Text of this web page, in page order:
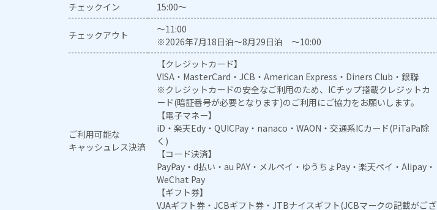
チェックイン 15:00～
チェックアウト
～11:00
※2026年7月18日泊～8月29日泊 ～10:00
ご利用可能な
キャッシュレス決済
【クレジットカード】
VISA・MasterCard・JCB・American Express・Diners Club・銀聯
※クレジットカードの安全なご利用のため、ICチップ搭載クレジットカ
ード(暗証番号が必要となります)のご利用にご協力をお願いします。
【電子マネー】
iD・楽天Edy・QUICPay・nanaco・WAON・交通系ICカード(PiTaPa除
く)
【コード決済】
PayPay・d払い・au PAY・メルペイ・ゆうちょPay・楽天ペイ・Alipay・
WeChat Pay
【ギフト券】
VJAギフト券・JCBギフト券・JTBナイスギフト(JCBマークの記載がござ